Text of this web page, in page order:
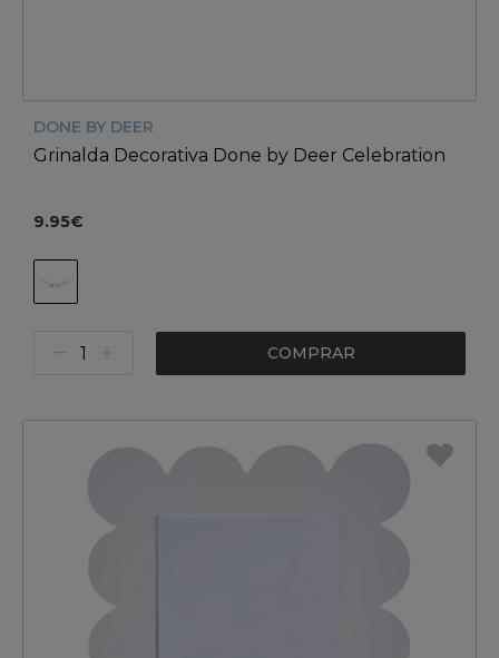
DONE BY DEER
Grinalda Decorativa Done by Deer Celebration
9.95€
COMPRAR